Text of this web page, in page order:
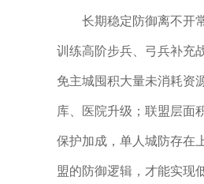
长期稳定防御离不开
训练高阶步兵、弓兵补充
免主城囤积大量未消耗资
库、医院升级；联盟层面
保护加成，单人城防存在
盟的防御逻辑，才能实现